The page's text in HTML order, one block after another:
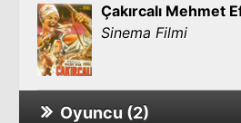
Çakırcalı Mehmet
Sinema Filmi
Oyuncu (2)